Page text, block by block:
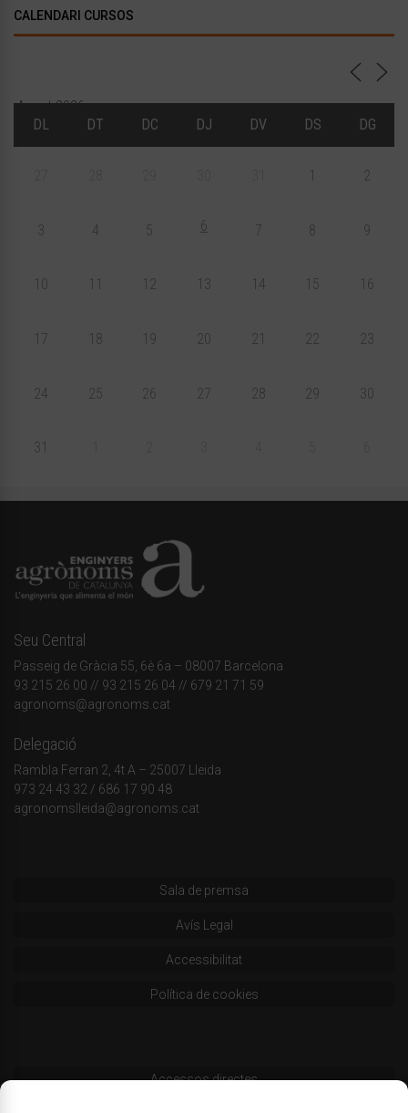
CALENDARI CURSOS
Agost 2026
DL
DT DC DJ DV DS DG
1 2
3 4 5 6 7 8 9
10 11 12 13 14 15 16
17 18 19 20 21 22 23
24 25 26 27 28 29 30
31
Seu Central
Passeig de Gràcia 55, 6è 6a – 08007 Barcelona
93 215 26 00 // 93 215 26 04 // 679 21 71 59
agronoms@agronoms.cat
Delegació
Rambla Ferran 2, 4t A – 25007 Lleida
973 24 43 32 / 686 17 90 48
agronomslleida@agronoms.cat
Sala de premsa
Avís Legal
Accessibilitat
Política de cookies
Accessos directes